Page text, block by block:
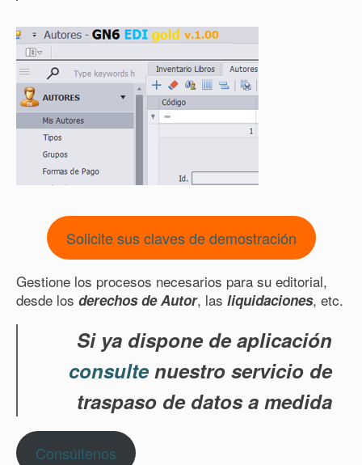
Solicite sus claves de demostración
Gestione los procesos necesarios para su editorial,
desde los derechos de Autor, las liquidaciones, etc.
Si ya dispone de aplicación
consultenuestro servicio de
traspaso de datos a medida
Consúltenos